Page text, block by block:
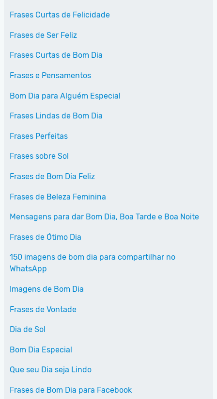
Frases Curtas de Felicidade
Frases de Ser Feliz
Frases Curtas de Bom Dia
Frases e Pensamentos
Bom Dia para Alguém Especial
Frases Lindas de Bom Dia
Frases Perfeitas
Frases sobre Sol
Frases de Bom Dia Feliz
Frases de Beleza Feminina
Mensagens para dar Bom Dia, Boa Tarde e Boa Noite
Frases de Ótimo Dia
150 imagens de bom dia para compartilhar no
WhatsApp
Imagens de Bom Dia
Frases de Vontade
Dia de Sol
Bom Dia Especial
Que seu Dia seja Lindo
Frases de Bom Dia para Facebook